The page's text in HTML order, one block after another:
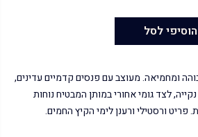
הוסיפי לסל
ומחמיאה. מעוצב עם פנסים קדמיים עדינים,
לצד גומי אחורי במותן המבטיח נוחות
ורסטילי ורענן לימי הקיץ החמים.